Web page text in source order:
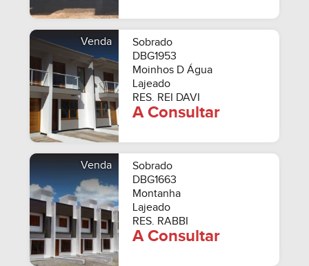
Venda
Sobrado
DBG1953
Moinhos D Água
Lajeado
RES. REI DAVI
A Consultar
Venda
Sobrado
DBG1663
Montanha
Lajeado
RES. RABBI
A Consultar